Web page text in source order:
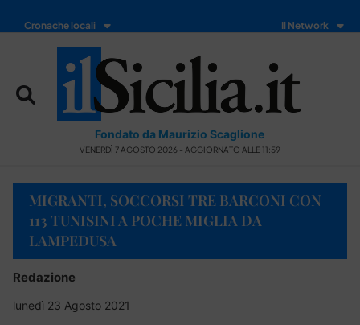
Cronache locali Il Network
Fondato da Maurizio Scaglione
VENERDÌ 7 AGOSTO 2026 - AGGIORNATO ALLE 11:59
MIGRANTI, SOCCORSI TRE BARCONI CON
113 TUNISINI A POCHE MIGLIA DA
LAMPEDUSA
Redazione
lunedì 23 Agosto 2021